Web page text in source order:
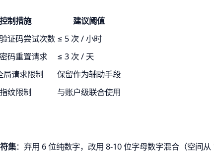
控制措施
建议阈值
证码尝试次数 ≤ 5 次 / 小时
码重置请求
≤ 3 次 / 天
局请求限制
保留作为辅助手段
纹限制 与账户级联合使用
集：弃用 6 位纯数字，改用 8-10 位字母数字混合（空间从